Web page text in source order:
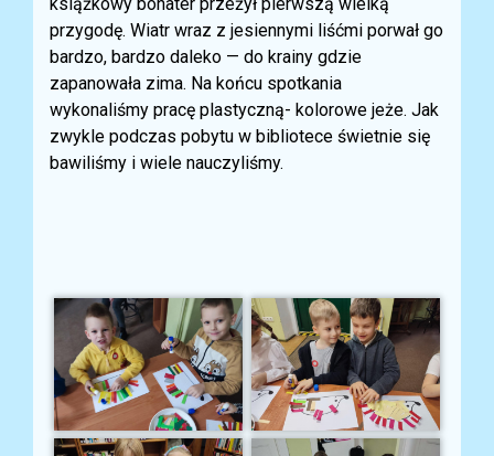
przygodę. Wiatr wraz z jesiennymi liśćmi porwał go
bardzo, bardzo daleko — do krainy gdzie
zapanowała zima. Na końcu spotkania
wykonaliśmy pracę plastyczną- kolorowe jeże. Jak
zwykle podczas pobytu w bibliotece świetnie się
bawiliśmy i wiele nauczyliśmy.